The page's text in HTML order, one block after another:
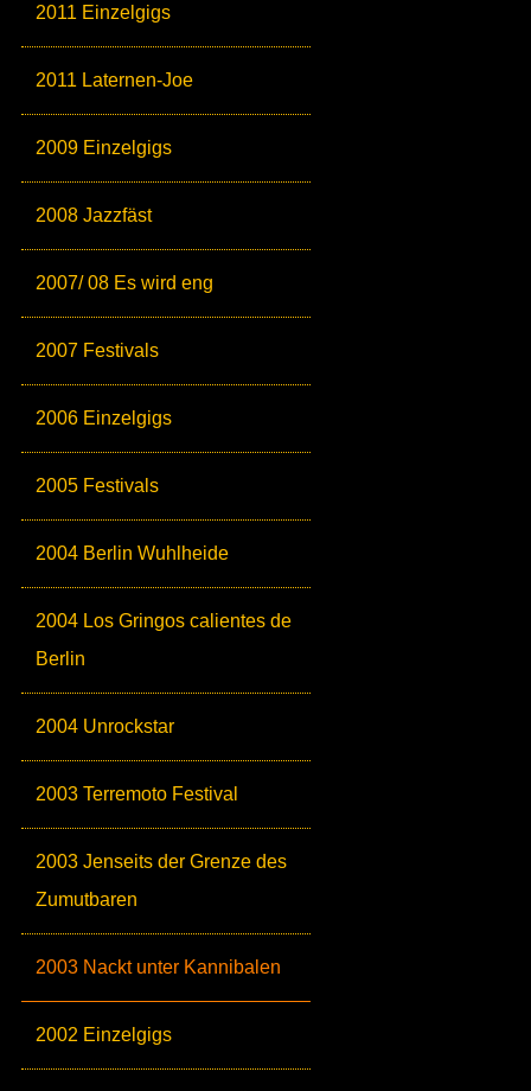
2011 Einzelgigs
2011 Laternen-Joe
2009 Einzelgigs
2008 Jazzfäst
2007/ 08 Es wird eng
2007 Festivals
2006 Einzelgigs
2005 Festivals
2004 Berlin Wuhlheide
2004 Los Gringos calientes de
Berlin
2004 Unrockstar
2003 Terremoto Festival
2003 Jenseits der Grenze des
Zumutbaren
2003 Nackt unter Kannibalen
2002 Einzelgigs